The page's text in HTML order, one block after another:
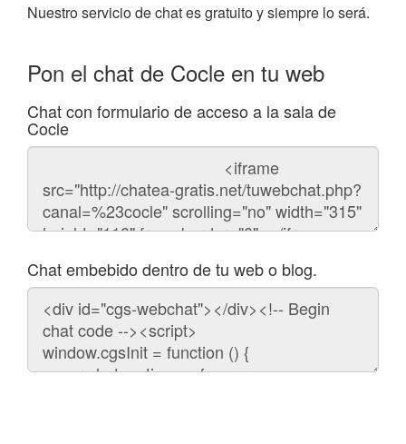
Nuestro servicio de chat es gratuito y siempre lo será.
Pon el chat de Cocle en tu web
Chat con formulario de acceso a la sala de
Cocle
Código
chat
Chat embebido dentro de tu web o blog.
Código
para
embeber
chat